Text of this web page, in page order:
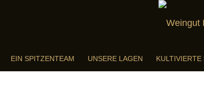
EIN SPITZENTEAM UNSERE LAGEN KULTIVIERTE